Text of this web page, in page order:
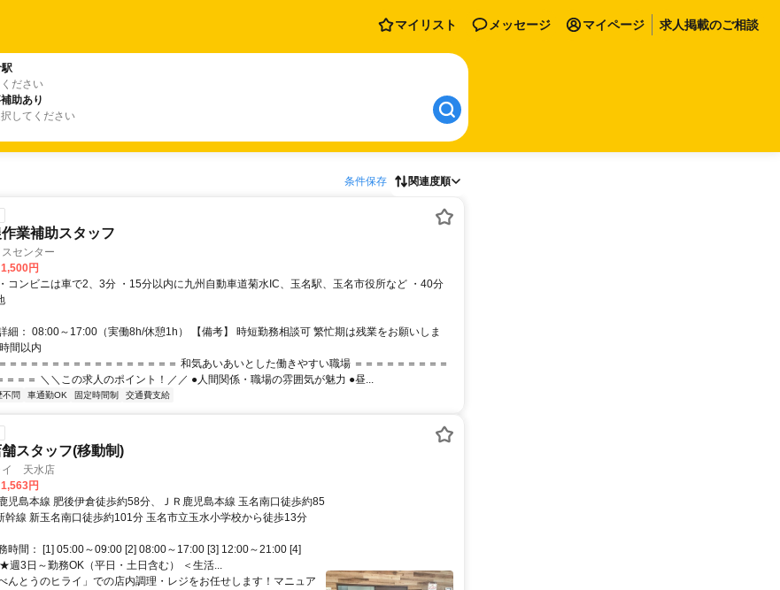
マイリスト メッセージ マイページ 求人掲載のご相談
駅
ださい
助あり
してください
条件保存 関連度順
業補助スタッフ
センター
円
分以内に九州自動車道菊水IC、玉名駅、玉名市役所など ・40分
細： 08:00～17:00（実働8h/休憩1h） 【備考】 時短勤務相談可 繁忙期は残業をお願いしま
間以内
＝＝＝＝＝＝＝＝＝＝＝＝＝＝＝＝ 和気あいあいとした働きやすい職場 ＝＝＝＝＝＝＝＝＝
＝＝＝ ＼＼この求人のポイント！／／ ●人間関係・職場の雰囲気が魅力 ●昼...
不問 車通勤OK 固定時間制 交通費支給
スタッフ(移動制)
イ 天水店
円
児島本線 肥後伊倉徒歩約58分、ＪＲ鹿児島本線 玉名南口徒歩約85
幹線 新玉名南口徒歩約101分 玉名市立玉水小学校から徒歩13分
時間： [1] 05:00～09:00 [2] 08:00～17:00 [3] 12:00～21:00 [4]
週3日～勤務OK（平日・土日含む） ＜生活...
んとうのヒライ」での店内調理・レジをお任せします！マニュア